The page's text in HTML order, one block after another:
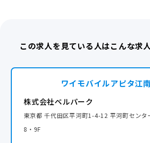
この求人を見ている人はこんな求
ワイモバイルアピタ江
株式会社ベルパーク
東京都 千代田区平河町1-4-12 平河町センタ
8・9F